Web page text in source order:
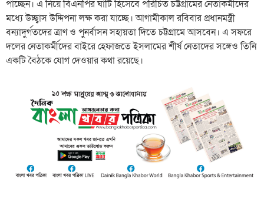
পাচ্ছেন। এ নিয়ে বিএনপির ঘাঁটি হিসেবে পরিচিত চট্টগ্রামের নেতাকর্মীদের
মধ্যে উচ্ছ্বাস উদ্দিপনা লক্ষ করা যাচ্ছে। আগামীকাল রবিবার প্রধানমন্ত্রী
বন্যাদুর্গতদের ত্রাণ ও পুনর্বাসন সহায়তা দিতে চট্টগ্রামে আসবেন। এ সফরে
দলের নেতাকর্মীদের বাইরে হেফাজতে ইসলামের শীর্ষ নেতাদের সঙ্গেও তিনি
একটি বৈঠকে যোগ দেওয়ার কথা রয়েছে।